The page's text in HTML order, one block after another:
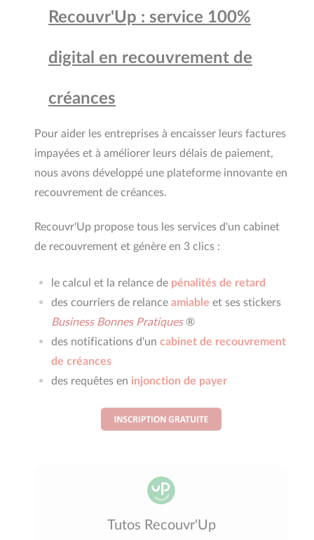
Recouvr'Up : service 100%
digital en recouvrement de
créances
Pour aider les entreprises à encaisser leurs factures
impayées et à améliorer leurs délais de paiement,
nous avons développé une plateforme innovante en
recouvrement de créances.
Recouvr'Up propose tous les services d'un cabinet
de recouvrement et génère en 3 clics :
le calcul et la relance de pénalités de retard
des courriers de relance amiable et ses stickers
Business Bonnes Pratiques®
des notifications d'un cabinet de recouvrement
de créances
des requêtes en injonction de payer
Tutos Recouvr'Up